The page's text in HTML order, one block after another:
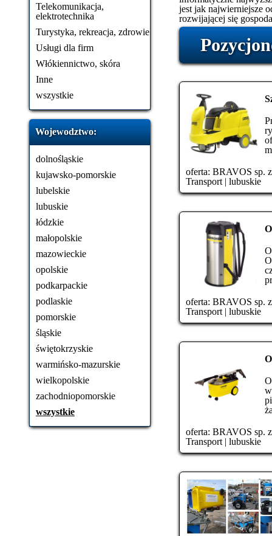
Telekomunikacja,
elektrotechnika
Turystyka, rekreacja, zdrowie
Usługi dla firm
Włókiennictwo, skóra
Inne
wszystkie
Wojewodztwo:
dolnośląskie
kujawsko-pomorskie
lubelskie
lubuskie
łódzkie
małopolskie
mazowieckie
opolskie
podkarpackie
podlaskie
pomorskie
śląskie
świętokrzyskie
warmińsko-mazurskie
wielkopolskie
zachodniopomorskie
wszystkie
jest jak najwierniejsze
rozwijającej się
oferta: BRAVOS sp.
Transport | lubuskie
oferta: BRAVOS sp.
Transport | lubuskie
oferta: BRAVOS sp.
Transport | lubuskie